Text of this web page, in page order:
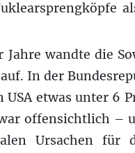
Jahre wandte die
In der
USA etwas unter 6
offensichtlich –
Ursachen für